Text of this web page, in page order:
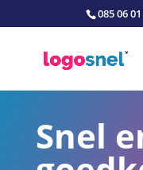
085 06
Snel